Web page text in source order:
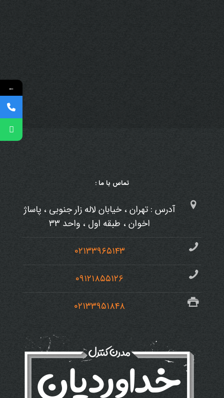
تماس با ما :
آدرس : تهران ، خیابان لاله زار جنوبی ، پاساژ
اخوان ، طبقه اول ، واحد ۳۳
۰۲۱۳۳۹۶۵۱۴۳
۰۹۱۲۱۸۵۵۱۲۶
۰۲۱۳۳۹۵۱۸۴۸
←